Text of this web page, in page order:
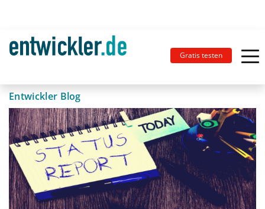
Gratis testen
Entwickler Blog